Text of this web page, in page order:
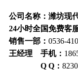
公司名称：潍坊现
24小时全国免费客
销售一部： 0536-
王经理 手机：
Q Q：